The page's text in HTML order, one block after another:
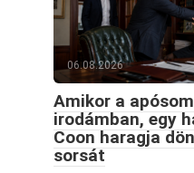
06.08.2026
Amikor a
irodámban, egy
Coon haragja
sorsát